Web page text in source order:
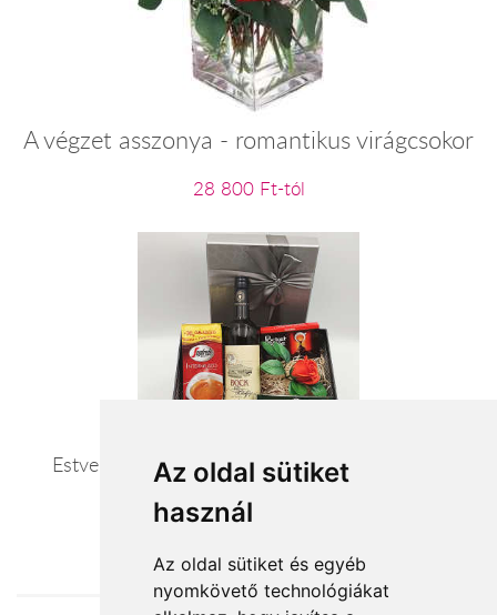
Az oldal sütiket
használ
Az oldal sütiket és egyéb
nyomkövető technológiákat
A végzet asszonya - romantikus virágcsokor
28 800 Ft-tól
Estve-reggel – bor kávé és tea ajándékcsomag
21 100 Ft-tól